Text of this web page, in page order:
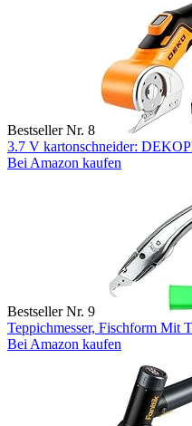
Bestseller Nr. 8
3.7 V kartonschneider:
Bei Amazon kaufen
Bestseller Nr. 9
Teppichmesser, Fischform Mit
Bei Amazon kaufen